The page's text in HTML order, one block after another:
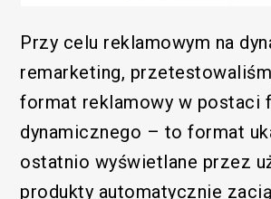
Przy celu reklamowym na
remarketing,
format reklamowy w postaci
dynamicznego – to format
ostatnio wyświetlane przez
produkty automatycznie